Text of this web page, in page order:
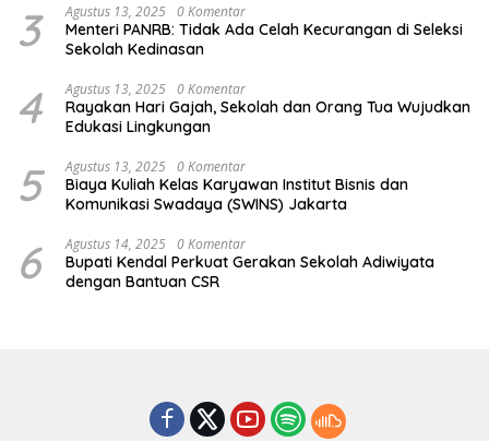
3 Agustus 13, 2025 0 Komentar
Menteri PANRB: Tidak Ada Celah Kecurangan di Seleksi
Sekolah Kedinasan
4 Agustus 13, 2025 0 Komentar
Rayakan Hari Gajah, Sekolah dan Orang Tua Wujudkan
Edukasi Lingkungan
5 Agustus 13, 2025 0 Komentar
Biaya Kuliah Kelas Karyawan Institut Bisnis dan
Komunikasi Swadaya (SWINS) Jakarta
6 Agustus 14, 2025 0 Komentar
Bupati Kendal Perkuat Gerakan Sekolah Adiwiyata
dengan Bantuan CSR